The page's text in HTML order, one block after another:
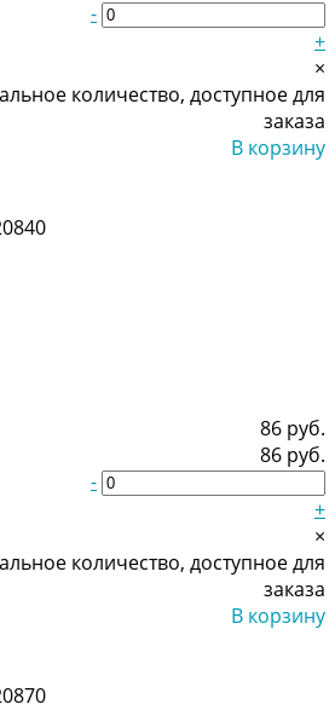
-
+
×
количество, доступное для
заказа
В корзину
86 руб.
86 руб.
-
+
×
количество, доступное для
заказа
В корзину